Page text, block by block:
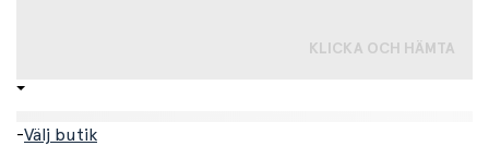
KLICKA OCH HÄMTA
-Välj butik